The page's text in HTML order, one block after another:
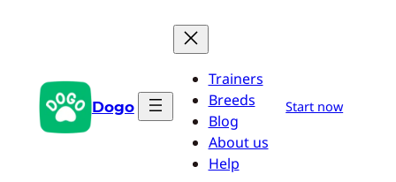
Dogo
Trainers
Breeds
Blog
About us
Help
Start now